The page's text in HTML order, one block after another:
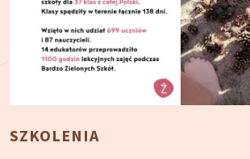
SZKOLENIA